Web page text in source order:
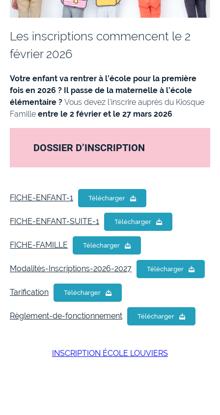
Les inscriptions commencent le 2
février 2026
Votre enfant va rentrer à l’école pour la première
fois en 2026 ? Il passe de la maternelle à l’école
élémentaire ? Vous devez l’inscrire auprès du Kiosque
Famille entre le 2 février et le 27 mars 2026.
DOSSIER D’INSCRIPTION
FICHE-ENFANT-1 Télécharger
FICHE-ENFANT-SUITE-1 Télécharger
FICHE-FAMILLE Télécharger
Modalités-Inscriptions-2026-2027 Télécharger
Tarification Télécharger
Règlement-de-fonctionnement Télécharger
INSCRIPTION ÉCOLE LOUVIERS